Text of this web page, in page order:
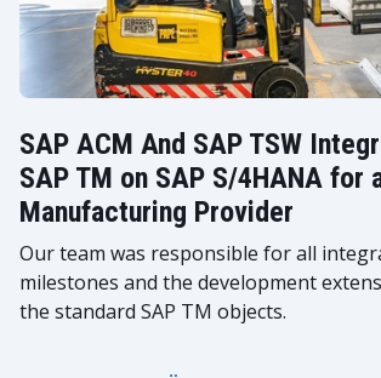
SAP ACM And SAP TSW
SAP TM on SAP S/4HANA for
Manufacturing Provider
Our team was responsible for all
milestones and the development
the standard SAP TM objects.